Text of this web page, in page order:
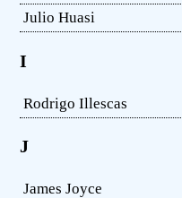
Julio Huasi
I
Rodrigo Illescas
J
James Joyce